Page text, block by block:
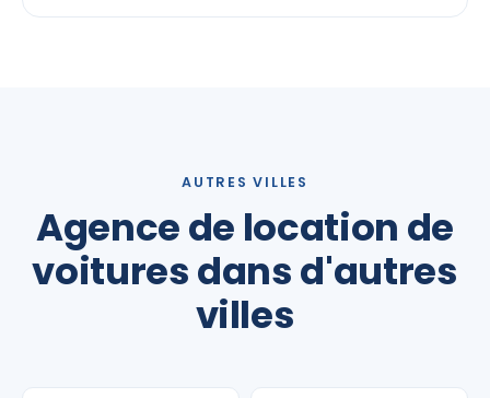
AUTRES VILLES
Agence de location de
voitures dans d'autres
villes